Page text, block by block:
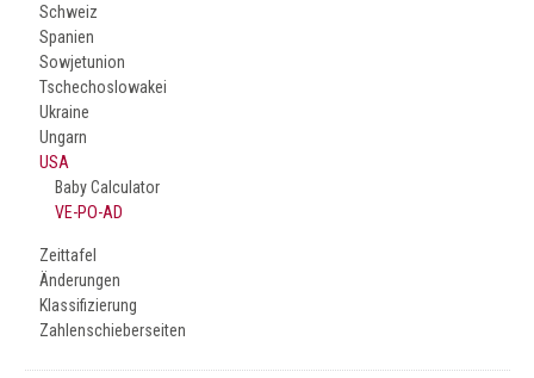
Schweiz
Spanien
Sowjetunion
Tschechoslowakei
Ukraine
Ungarn
USA
Baby Calculator
VE-PO-AD
Zeittafel
Änderungen
Klassifizierung
Zahlenschieberseiten